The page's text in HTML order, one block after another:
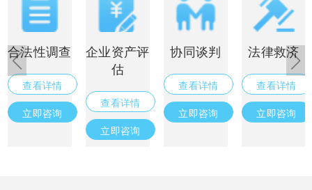
合法性调查
查看详情
立即咨询
企业资产评
估
查看详情
立即咨询
协同谈判
查看详情
立即咨询
法律救济
查看详情
立即咨询